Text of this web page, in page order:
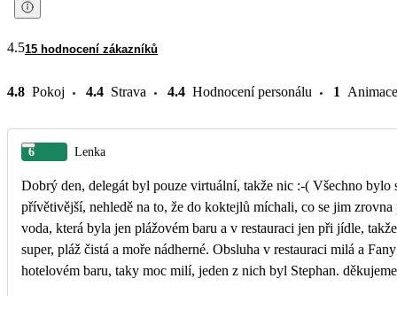
4.515 hodnocení zákazníků
4.8 Pokoj 4.4 Strava 4.4 Hodnocení personálu 1 Animace
6 Lenka
Dobrý den, delegát byl pouze virtuální, takže nic :-( Všechno
přívětivější, nehledě na to, že do koktejlů míchali, co se jim
voda, která byla jen plážovém baru a v restauraci jen při jídle,
super, pláž čistá a moře nádherné. Obsluha v restauraci milá a
hotelovém baru, taky moc milí, jeden z nich byl Stephan.